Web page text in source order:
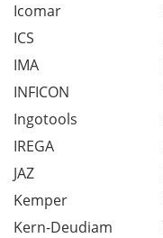
Icomar
ICS
IMA
INFICON
Ingotools
IREGA
JAZ
Kemper
Kern-Deudiam